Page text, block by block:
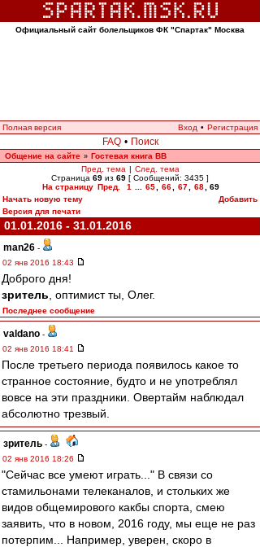
Официальный сайт болельщиков ФК "Спартак" Москва
Полная версия Вход • Регистрация
FAQ • Поиск
Общение на сайте » Гостевая книга ВВ
Пред. тема | След. тема
Страница 69 из 69 [ Сообщений: 3435 ]
На страницу Пред. 1 65 66 67 68
69
Начать новую тему
Добавить
Версия для печати
01.01.2016 - 31.01.2016
man26 -
02 янв 2016 18:43
Доброго дня!
зpитель , оптимист ты, Олег.
Последнее сообщение
valdano -
02 янв 2016 18:41
После третьего периода появилось какое то
странное состояние, будто и не употреблял
вовсе на эти праздники. Овертайм наблюдал
абсолютно трезвый.
зpитель -
02 янв 2016 18:26
"Сейчас все умеют играть..." В связи со
стамильонами телеканалов, и стольких же
видов общемирового какбы спорта, смею
заявить, что в новом, 2016 году, мы еще не раз
потерпим... Например, уверен, скоро в